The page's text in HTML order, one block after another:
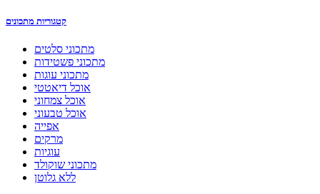
קטגוריות מתכונים
מתכוני סלטים
מתכוני פשטידות
מתכוני עוגות
אוכל דיאטטי
אוכל צמחוני
אוכל טבעוני
אפייה
מרקים
עוגיות
מתכוני שוקולד
ללא גלוטן